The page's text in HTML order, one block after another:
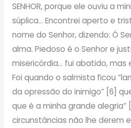
SENHOR, porque ele ouviu a
súplica… Encontrei aperto e
nome do Senhor, dizendo: Ó
alma. Piedoso é o Senhor e
misericórdia… fui abatido, mas
Foi quando o salmista ficou
da opressão do inimigo” [6]
que é a minha grande alegria”
circunstâncias não lhe derem